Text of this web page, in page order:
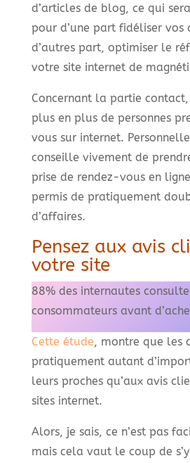
d’articles de blog, ce qui
pour d’une part fidéliser vos
d’autres part, optimiser le
votre site internet de
Concernant la partie contact,
plus en plus de personnes
vous sur internet.
conseille vivement de
prise de rendez-vous en
permis de pratiquement
d’affaires.
Pensez aux avis
votre site
88% des internautes
consommateurs avant
Cette étude, montre que les
pratiquement autant
leurs proches qu’aux avis
sites internet.
Alors, je sais, ce n’est pas
mais cela vaut le coup de